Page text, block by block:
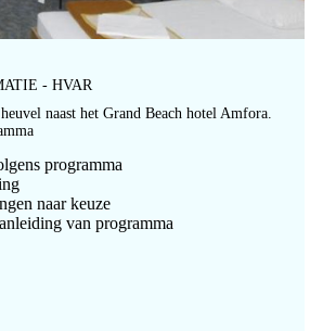
- HVAR
naast het Grand Beach hotel Amfora.
programma
naar keuze
van programma